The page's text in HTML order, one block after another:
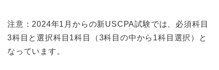
注意：2024年1月からの新USCPA試験では、必須科目
3科目と選択科目1科目（3科目の中から1科目選択）と
なっています。